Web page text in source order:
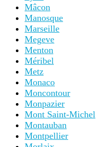
Mâcon
Manosque
Marseille
Megeve
Menton
Méribel
Metz
Monaco
Moncontour
Monpazier
Mont Saint-Michel
Montauban
Montpellier